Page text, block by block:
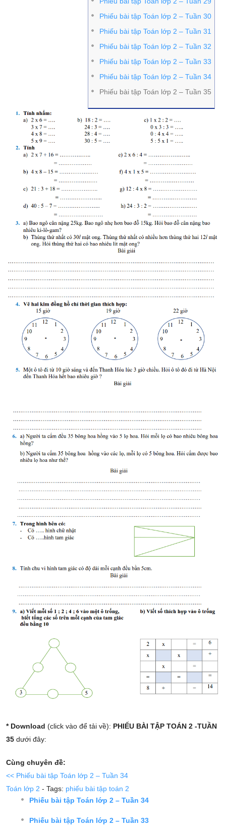
Phiếu bài tập Toán lớp 2 – Tuần 30
Phiếu bài tập Toán lớp 2 – Tuần 31
Phiếu bài tập Toán lớp 2 – Tuần 32
Phiếu bài tập Toán lớp 2 – Tuần 33
Phiếu bài tập Toán lớp 2 – Tuần 34
Phiếu bài tập Toán lớp 2 – Tuần 35
* Download (click vào để tải về): PHIẾU BÀI TẬP TOÁN 2 -TUẦN
35 dưới đây:
Cùng chuyên đề:
<< Phiếu bài tập Toán lớp 2 – Tuần 34
Toán lớp 2 - Tags: phiếu bài tập toán 2
Phiếu bài tập Toán lớp 2 – Tuần 34
Phiếu bài tập Toán lớp 2 – Tuần 33